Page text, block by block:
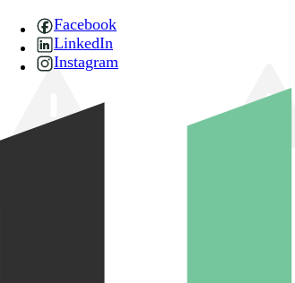
Facebook
LinkedIn
Instagram